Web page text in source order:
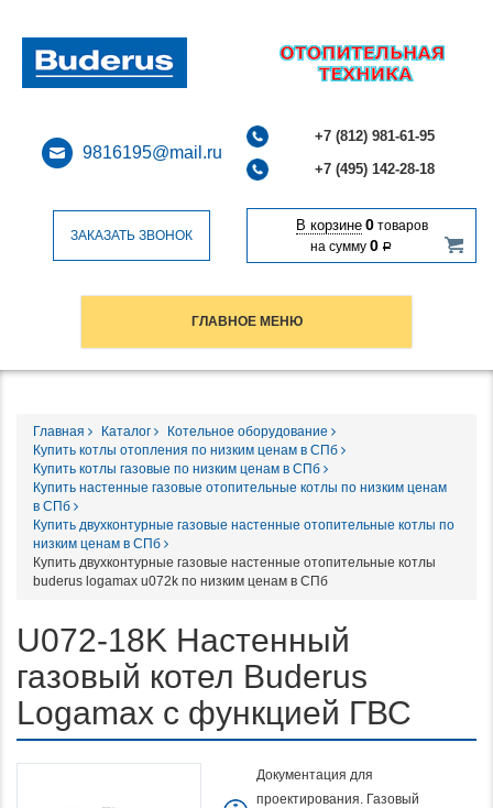
9816195@mail.ru
+7 (812) 981-61-95
+7 (495) 142-28-18
ЗАКАЗАТЬ ЗВОНОК
В корзине 0товаров
на сумму 0 Р
ГЛАВНОЕ МЕНЮ
Главная Каталог
Котельное оборудование
Купить котлы отопления по низким ценам в СПб
Купить котлы газовые по низким ценам в СПб
Купить настенные газовые отопительные котлы по низким ценам
в СПб
Купить двухконтурные газовые настенные отопительные котлы по
низким ценам в СПб
Купить двухконтурные газовые настенные отопительные котлы
buderus logamax u072k по низким ценам в СПб
U072-18K Настенный
газовый котел Buderus
Logamax с функцией ГВС
Документация для
проектирования. Газовый